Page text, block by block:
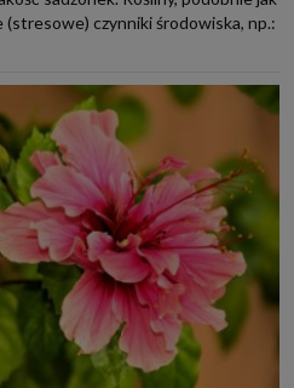
(stresowe) czynniki środowiska, np.: